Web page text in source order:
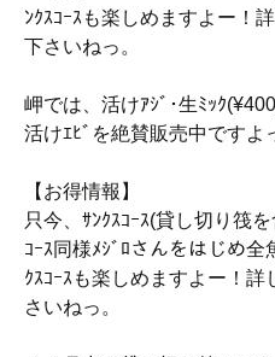
ﾝｸｽｺｰｽも楽しめますよー！
下さいねっ。
岬では、活けｱｼﾞ･生ﾐｯｸ
活けｴﾋﾞを絶賛販売中ですよ
【お得情報】
只今、ｻﾝｸｽｺｰｽ(貸し切り筏
ｺｰｽ同様ﾒｼﾞﾛさんをはじめ
ｸｽｺｰｽも楽しめますよー！
さいねっ。